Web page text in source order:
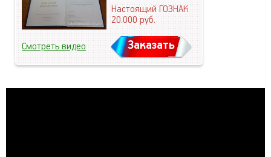
Настоящий ГОЗНАК
20.000руб.
Смотреть видео Заказать